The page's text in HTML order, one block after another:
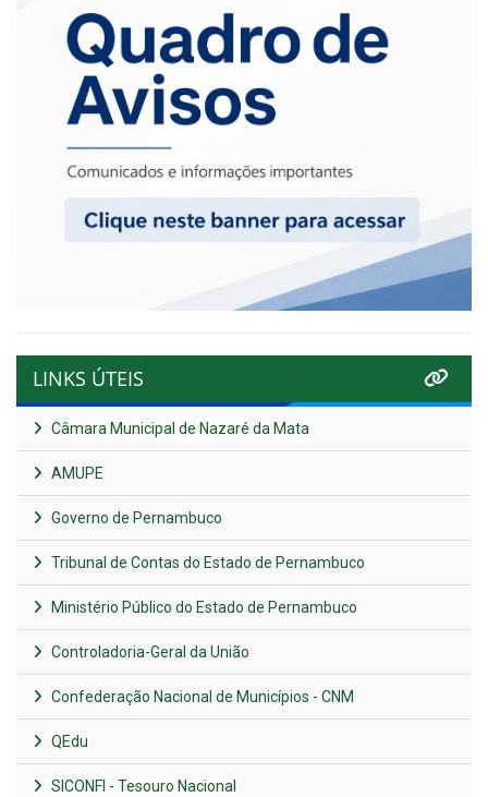
LINKS ÚTEIS
Câmara Municipal de Nazaré da Mata
AMUPE
Governo de Pernambuco
Tribunal de Contas do Estado de Pernambuco
Ministério Público do Estado de Pernambuco
Controladoria-Geral da União
Confederação Nacional de Municípios - CNM
QEdu
SICONFI - Tesouro Nacional